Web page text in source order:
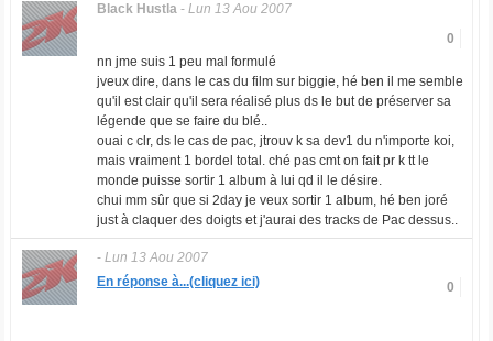
Black Hustla- Lun 13 Aou 2007
0
nn jme suis 1 peu mal formulé
jveux dire, dans le cas du film sur biggie, hé ben il me semble
qu'il est clair qu'il sera réalisé plus ds le but de préserver sa
légende que se faire du blé..
ouai c clr, ds le cas de pac, jtrouv k sa dev1 du n'importe koi,
mais vraiment 1 bordel total. ché pas cmt on fait pr k tt le
monde puisse sortir 1 album à lui qd il le désire.
chui mm sûr que si 2day je veux sortir 1 album, hé ben joré
just à claquer des doigts et j'aurai des tracks de Pac dessus..
- Lun 13 Aou 2007
0
En réponse à...(cliquez ici)